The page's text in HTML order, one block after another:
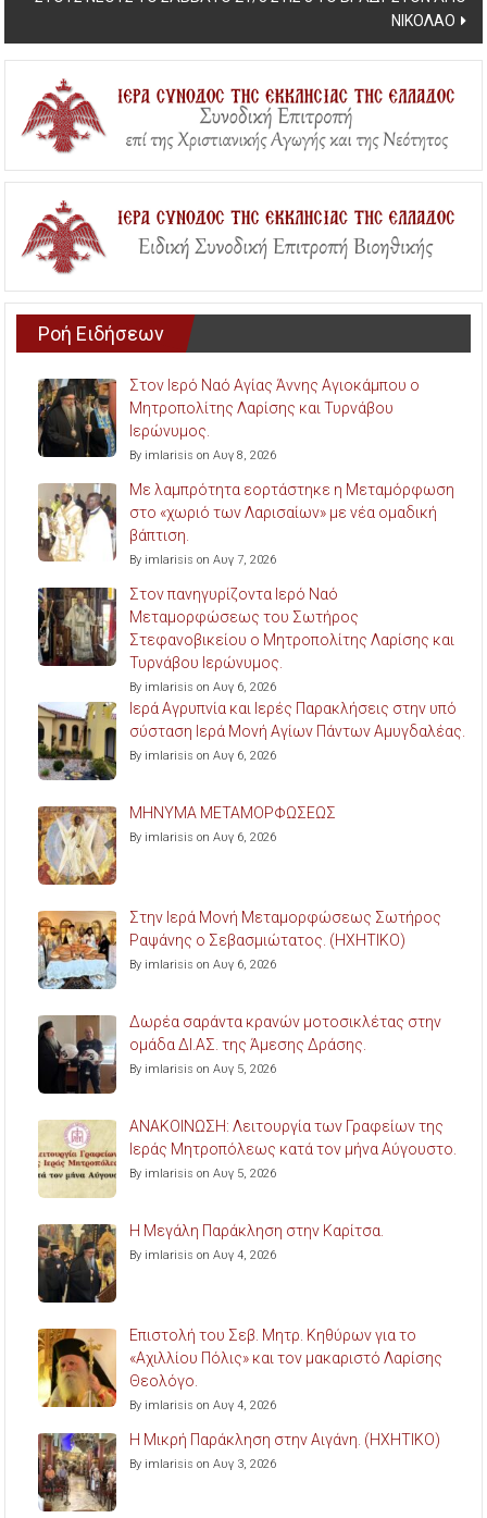
ΝΙΚΟΛΑΟ
Ροή Ειδήσεων
Στον Ιερό Ναό Αγίας Άννης Αγιοκάμπου ο
Μητροπολίτης Λαρίσης και Τυρνάβου
Ιερώνυμος.
By imlarisis on Αυγ 8, 2026
Με λαμπρότητα εορτάστηκε η Μεταμόρφωση
στο «χωριό των Λαρισαίων» με νέα ομαδική
βάπτιση.
By imlarisis on Αυγ 7, 2026
Στον πανηγυρίζοντα Ιερό Ναό
Μεταμορφώσεως του Σωτήρος
Στεφανοβικείου ο Μητροπολίτης Λαρίσης και
Τυρνάβου Ιερώνυμος.
By imlarisis on Αυγ 6, 2026
Ιερά Αγρυπνία και Ιερές Παρακλήσεις στην υπό
σύσταση Ιερά Μονή Αγίων Πάντων Αμυγδαλέας.
By imlarisis on Αυγ 6, 2026
ΜΗΝΥΜΑ ΜΕΤΑΜΟΡΦΩΣΕΩΣ
By imlarisis on Αυγ 6, 2026
Στην Ιερά Μονή Μεταμορφώσεως Σωτήρος
Ραψάνης ο Σεβασμιώτατος. (ΗΧΗΤΙΚΟ)
By imlarisis on Αυγ 6, 2026
Δωρέα σαράντα κρανών μοτοσικλέτας στην
ομάδα ΔΙ.ΑΣ. της Άμεσης Δράσης.
By imlarisis on Αυγ 5, 2026
ΑΝΑΚΟΙΝΩΣΗ: Λειτουργία των Γραφείων της
Ιεράς Μητροπόλεως κατά τον μήνα Αύγουστο.
By imlarisis on Αυγ 5, 2026
Η Μεγάλη Παράκληση στην Καρίτσα.
By imlarisis on Αυγ 4, 2026
Επιστολή του Σεβ. Μητρ. Κηθύρων για το
«Αχιλλίου Πόλις» και τον μακαριστό Λαρίσης
Θεολόγο.
By imlarisis on Αυγ 4, 2026
Η Μικρή Παράκληση στην Αιγάνη. (ΗΧΗΤΙΚΟ)
By imlarisis on Αυγ 3, 2026